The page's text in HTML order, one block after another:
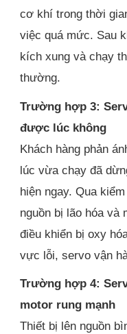
cơ khí trong thời
việc quá mức. Sau
kích xung và chạy
thường.
Trường hợp 3:
được lúc không
Khách hàng phản
lúc vừa chạy đã
hiện ngay. Qua
nguồn bị lão hóa và
điều khiển bị oxy
vực lỗi, servo vận
Trường hợp 4:
motor rung mạnh
Thiết bị lên nguồn